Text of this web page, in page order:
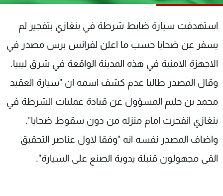
استهدفت سيارة ضابط شرطة في بنغازي بتفجير لم
يسفر عن ضحايا حسب ما اعلن لفرانس برس مصدر في
الاجهزة الامنية في هذه المدينة الواقعة في شرق ليبيا.
وقال المصدر طالبا عدم كشف اسمه ان "سيارة العقيد
محمد بن حليم المسؤول عن قيادة عمليات الشرطة في
بنغازي انفجرت امام منزله من دون سقوط ضحايا".
واضاف المصدر نفسه انه "وفقا لاول عناصر التحقيق
القى مجهولون قنبلة يدوية الصنع على السيارة".
الترددات
الإنـتـاج
لاعلاناتكم
تواصل معنا
شروط الإسـتخدام
سياسة الخصوصية